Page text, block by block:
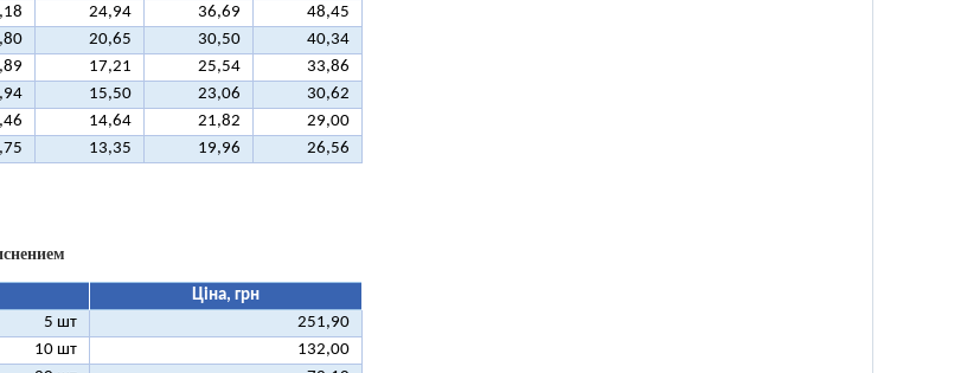
24,94 36,69
48,45
20,65 30,50
40,34
17,21 25,54
33,86
15,50 23,06
30,62
14,64 21,82
29,00
13,35 19,96 26,56
Ціна, грн
5 шт
251,90
10 шт
132,00